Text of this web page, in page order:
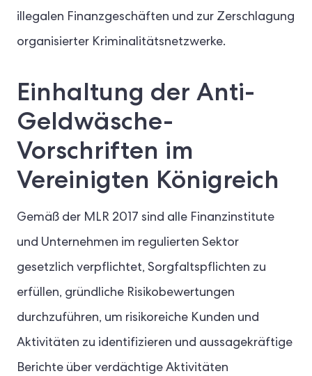
illegalen Finanzgeschäften und zur Zerschlagung
organisierter Kriminalitätsnetzwerke.
Einhaltung der Anti-
Geldwäsche-
Vorschriften im
Vereinigten Königreich
Gemäß der MLR 2017 sind alle Finanzinstitute
und Unternehmen im regulierten Sektor
gesetzlich verpflichtet, Sorgfaltspflichten zu
erfüllen, gründliche Risikobewertungen
durchzuführen, um risikoreiche Kunden und
Aktivitäten zu identifizieren und aussagekräftige
Berichte über verdächtige Aktivitäten